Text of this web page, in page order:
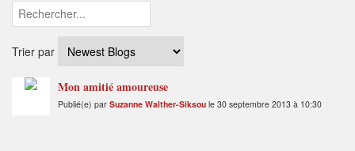
Trier par
Mon amitié amoureuse
Publié(e) par Suzanne Walther-Siksou le 30 septembre 2013 à 10:30